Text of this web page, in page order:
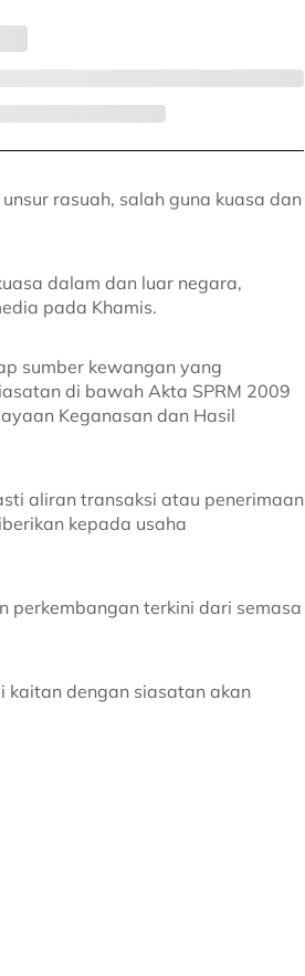
rasuah, salah guna kuasa dan
dalam dan luar negara,
pada Khamis.
sumber kewangan yang
di bawah Akta SPRM 2009
Keganasan dan Hasil
aliran transaksi atau penerimaan
kepada usaha
perkembangan terkini dari semasa
kaitan dengan siasatan akan